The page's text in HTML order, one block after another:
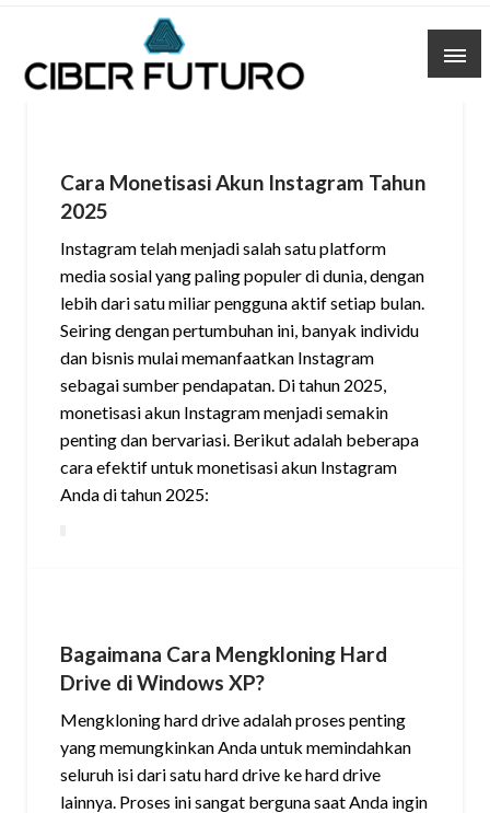
Skip
content
Cara Monetisasi Akun Instagram Tahun
2025
Instagram telah menjadi salah satu platform
media sosial yang paling populer di dunia, dengan
lebih dari satu miliar pengguna aktif setiap bulan.
Seiring dengan pertumbuhan ini, banyak individu
dan bisnis mulai memanfaatkan Instagram
sebagai sumber pendapatan. Di tahun 2025,
monetisasi akun Instagram menjadi semakin
penting dan bervariasi. Berikut adalah beberapa
cara efektif untuk monetisasi akun Instagram
Anda di tahun 2025:
Bagaimana Cara Mengkloning Hard
Drive di Windows XP?
Mengkloning hard drive adalah proses penting
yang memungkinkan Anda untuk memindahkan
seluruh isi dari satu hard drive ke hard drive
lainnya. Proses ini sangat berguna saat Anda ingin